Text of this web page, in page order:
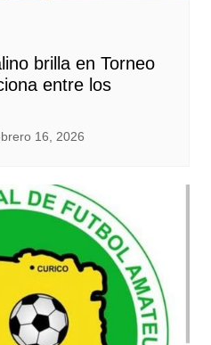
brilla en Torneo
entre los
16, 2026